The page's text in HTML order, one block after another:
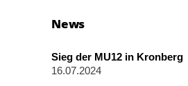
News
Sieg der MU12 in Kronberg
16.07.2024